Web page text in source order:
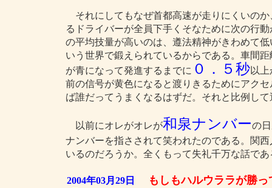
それにしてもなぜ首都高速が走りにくいの
るドライバーが全員下手くそなために次の行
の平均技量が高いのは、遵法精神がきわめて
いう世界で鍛えられているからである。車間
が青になって発進するまでに ０．５秒以上
前の信号が黄色になると渡りきるためにアク
ば誰だってうまくなるはずだ。それと比例し
以前にオレがオレが和泉ナンバーの
ナンバーを指さされて笑われたのである。関
いるのだろうか。全くもって失礼千万な話であ
2004年03月29日
もしもハルウララが勝っ